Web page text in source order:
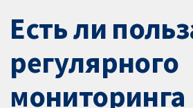
Есть ли
регулярного
мониторинга